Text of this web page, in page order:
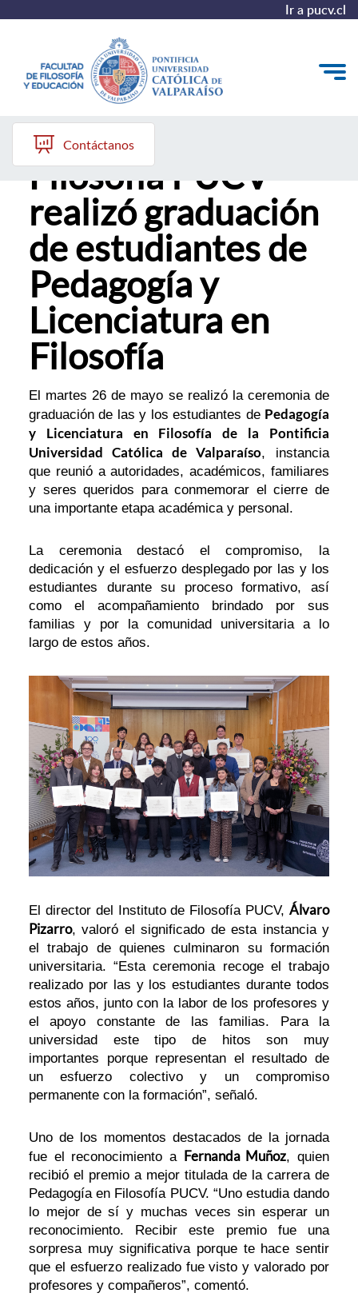
Ir a pucv.cl
Quiénes somos
Líneas de trabajo 2025-2028
Historia
Proyecto Conocimientos 2030
Reportes
Contáctanos
Instituto de
Filosofía PUCV
realizó graduación
de estudiantes de
Pedagogía y
Licenciatura en
Filosofía
El martes 26 de mayo se realizó la ceremonia de
graduación de las y los estudiantes de Pedagogía
y Licenciatura en Filosofía de la Pontificia
Universidad Católica de Valparaíso, instancia
que reunió a autoridades, académicos, familiares
y seres queridos para conmemorar el cierre de
una importante etapa académica y personal.
La ceremonia destacó el compromiso, la
dedicación y el esfuerzo desplegado por las y los
estudiantes durante su proceso formativo, así
como el acompañamiento brindado por sus
familias y por la comunidad universitaria a lo
largo de estos años.
El director del Instituto de Filosofía PUCV, Álvaro
Pizarro, valoró el significado de esta instancia y
el trabajo de quienes culminaron su formación
universitaria. “Esta ceremonia recoge el trabajo
realizado por las y los estudiantes durante todos
estos años, junto con la labor de los profesores y
el apoyo constante de las familias. Para la
universidad este tipo de hitos son muy
importantes porque representan el resultado de
un esfuerzo colectivo y un compromiso
permanente con la formación”, señaló.
Uno de los momentos destacados de la jornada
fue el reconocimiento a Fernanda Muñoz, quien
recibió el premio a mejor titulada de la carrera de
Pedagogía en Filosofía PUCV. “Uno estudia dando
lo mejor de sí y muchas veces sin esperar un
reconocimiento. Recibir este premio fue una
sorpresa muy significativa porque te hace sentir
que el esfuerzo realizado fue visto y valorado por
profesores y compañeros”, comentó.